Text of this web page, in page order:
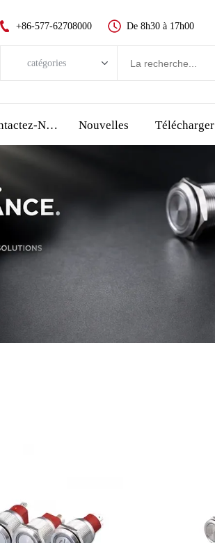
+86-577-62708000 De 8h30 à 17h00
catégories
Bouton d'arrêt d'urgence
Contactez-Nous Nouvelles Télécharger